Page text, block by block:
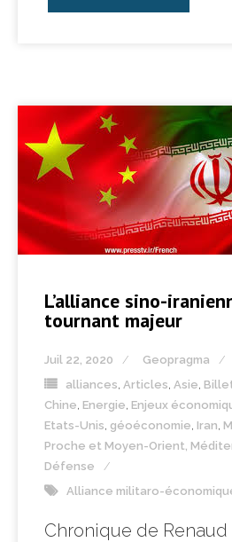
L’alliance sino-
tournant majeur
Juil 22, 2020
Geopragma
alliances Articles Asie
Chine Energie Enjeux
Etats-Unis géoéconomie Iran
Proche et Moyen-Orient,
Défense
Alliance militaro-
Chronique de Renaud